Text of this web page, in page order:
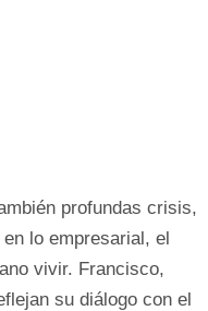
profundas crisis,
lo empresarial, el
vivir. Francisco,
su diálogo con el